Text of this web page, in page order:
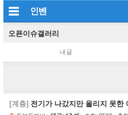
인벤
오픈이슈갤러리
내글
[계층] 전기가 나갔지만 올리지 못한